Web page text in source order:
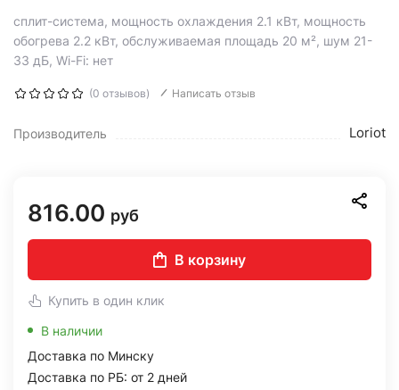
сплит-система, мощность охлаждения 2.1 кВт, мощность
обогрева 2.2 кВт, обслуживаемая площадь 20 м², шум 21-
33 дБ, Wi-Fi: нет
(0 отзывов) Написать отзыв
Производитель Loriot
816.00 руб
В корзину
Купить в один клик
В наличии
Доставка по Минску
Доставка по РБ: от 2 дней